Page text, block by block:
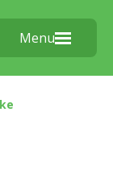
Menu